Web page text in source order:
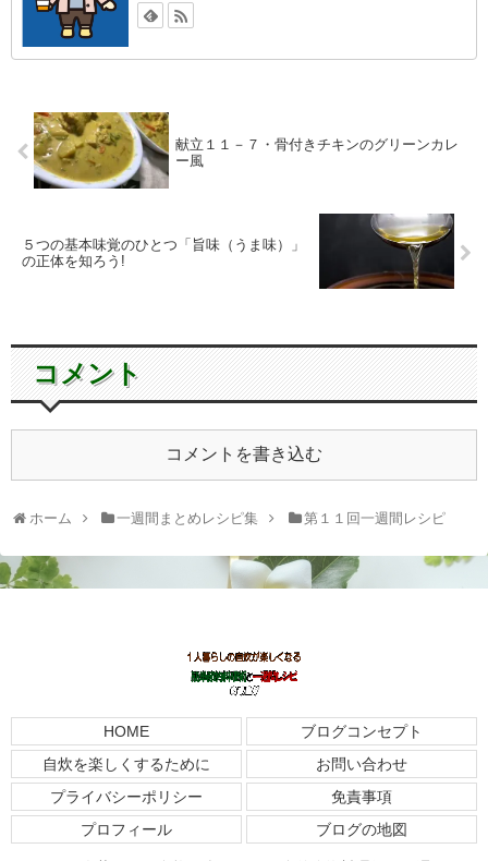
献立１１－７・骨付きチキンのグリーンカレ
ー風
５つの基本味覚のひとつ「旨味（うま味）」
の正体を知ろう!
コメント
コメントを書き込む
ホーム 一週間まとめレシピ集 第１１回一週間レシピ
HOME
ブログコンセプト
自炊を楽しくするために
お問い合わせ
プライバシーポリシー
免責事項
プロフィール
ブログの地図